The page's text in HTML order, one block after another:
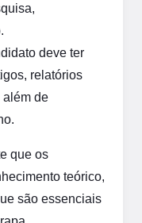
deve ter
relatórios
além de
que os
teórico,
são essenciais